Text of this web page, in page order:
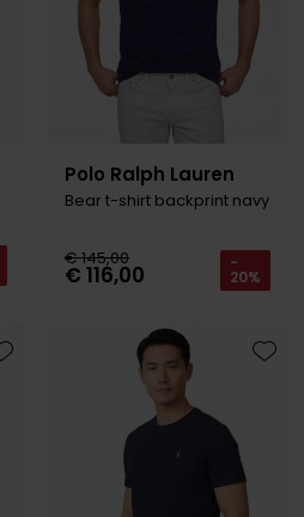
Polo Ralph Lauren
Bear t-shirt backprint navy
€ 145,00
€ 116,00 -
20%
Toevoegen aan favorieten